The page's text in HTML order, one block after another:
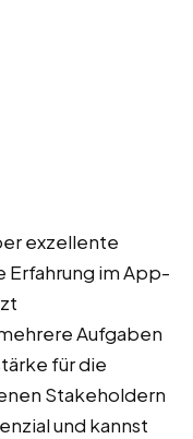
exzellente
Erfahrung im App-
Aufgaben
für die
Stakeholdern
und kannst